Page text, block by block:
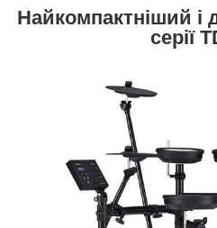
Найкомпактніший і
серії